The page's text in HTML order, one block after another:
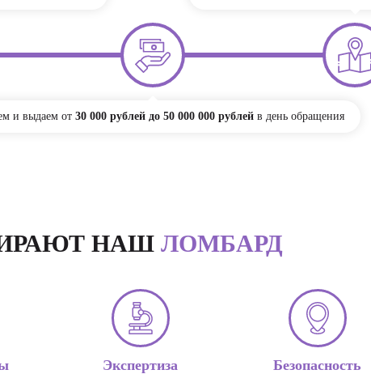
и выдаем от 30 000 рублей до 50 000 000 рублей в день обращения
НАШ ЛОМБАРД
Экспертиза Безопасность